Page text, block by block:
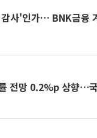
사'인가… BNK금융
전망 0.2%p 상향⋯